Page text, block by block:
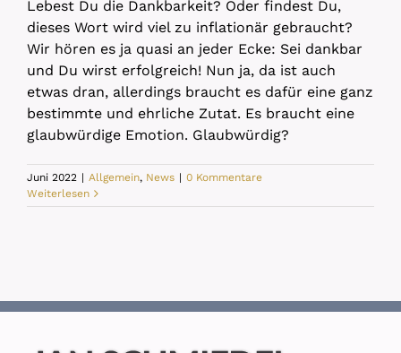
Lebest Du die Dankbarkeit? Oder findest Du,
dieses Wort wird viel zu inflationär gebraucht?
Wir hören es ja quasi an jeder Ecke: Sei dankbar
und Du wirst erfolgreich! Nun ja, da ist auch
etwas dran, allerdings braucht es dafür eine ganz
bestimmte und ehrliche Zutat. Es braucht eine
glaubwürdige Emotion. Glaubwürdig?
Juni 2022 | Allgemein, News | 0 Kommentare
Weiterlesen